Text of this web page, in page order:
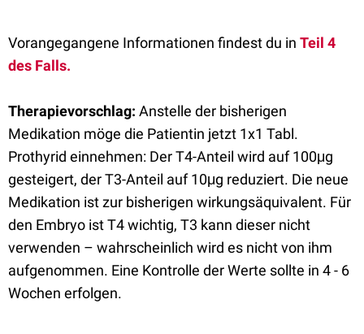
Vorangegangene Informationen findest du in Teil 4
des Falls.
Therapievorschlag: Anstelle der bisherigen
Medikation möge die Patientin jetzt 1x1 Tabl.
Prothyrid einnehmen: Der T4-Anteil wird auf 100μg
gesteigert, der T3-Anteil auf 10μg reduziert. Die neue
Medikation ist zur bisherigen wirkungsäquivalent. Für
den Embryo ist T4 wichtig, T3 kann dieser nicht
verwenden – wahrscheinlich wird es nicht von ihm
aufgenommen. Eine Kontrolle der Werte sollte in 4 - 6
Wochen erfolgen.